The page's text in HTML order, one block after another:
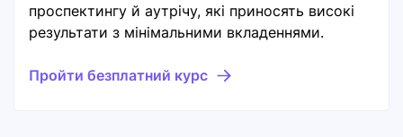
проспектингу й аутрічу, які приносять високі
результати з мінімальними вкладеннями.
Пройти безплатний курс